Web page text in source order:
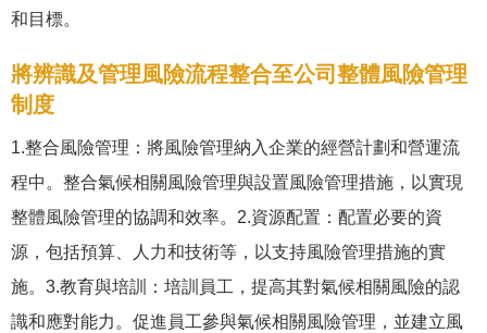
和目標。
將辨識及管理風險流程整合至公司整體風險管理
制度
1.整合風險管理：將風險管理納入企業的經營計劃和營運流
程中。整合氣候相關風險管理與設置風險管理措施，以實現
整體風險管理的協調和效率。2.資源配置：配置必要的資
源，包括預算、人力和技術等，以支持風險管理措施的實
施。3.教育與培訓：培訓員工，提高其對氣候相關風險的認
識和應對能力。促進員工參與氣候相關風險管理，並建立風